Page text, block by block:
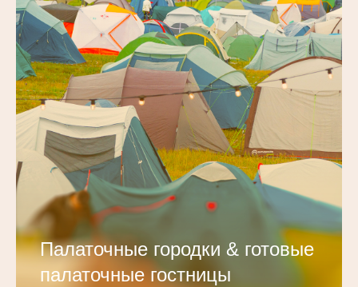
Палаточные городки & готовые
палаточные гостницы